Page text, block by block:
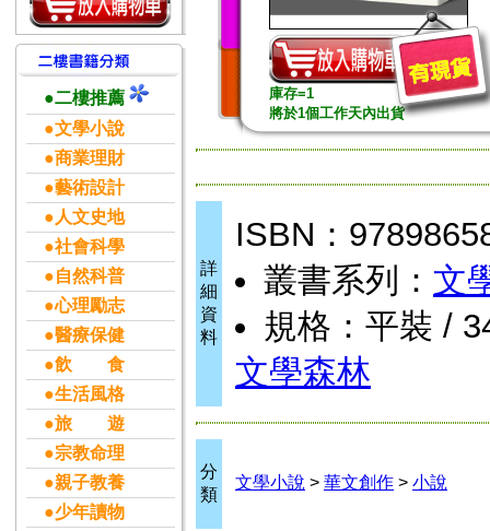
●二樓推薦
●文學小說
●商業理財
●藝術設計
●人文史地
●社會科學
●自然科普
●心理勵志
●醫療保健
●飲 食
●生活風格
●旅 遊
●宗教命理
●親子教養
●少年讀物
庫存=1
將於1個工作天內出貨
詳
細
資
料
ISBN：
叢書系列： 文
規格：平裝 /
文學森林
分
類
文學小說 > 華文創作 > 小說